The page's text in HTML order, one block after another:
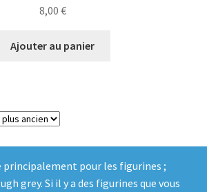
principalement pour les figurines ;
grey. Si il y a des figurines que vous
8,00 €
Ajouter au panier